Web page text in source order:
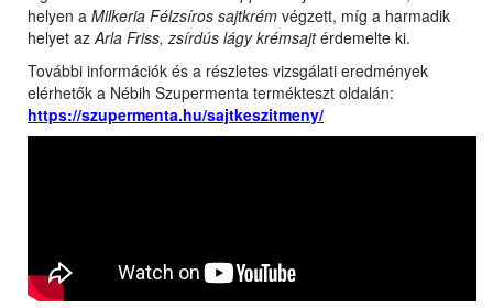
helyen a Milkeria Félzsíros sajtkrém végzett, míg a harmadik
helyet azArla Friss, zsírdús lágy krémsajtérdemelte ki.
További információk és a részletes vizsgálati eredmények
elérhetők a Nébih Szupermenta termékteszt oldalán:
https://szupermenta.hu/sajtkeszitmeny/